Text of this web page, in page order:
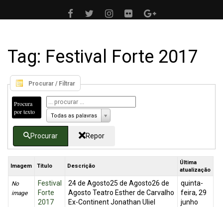
Tag: Festival Forte 2017
Procurar / Filtrar
Procura
por texto
Todas as palavras
Procurar Repor
Imagem Título Descrição
Última
atualização
No
image
Festival
Forte
2017
24 de Agosto25 de Agosto26 de
Agosto Teatro Esther de Carvalho
Ex-Continent Jonathan Uliel
quinta-
feira, 29
junho